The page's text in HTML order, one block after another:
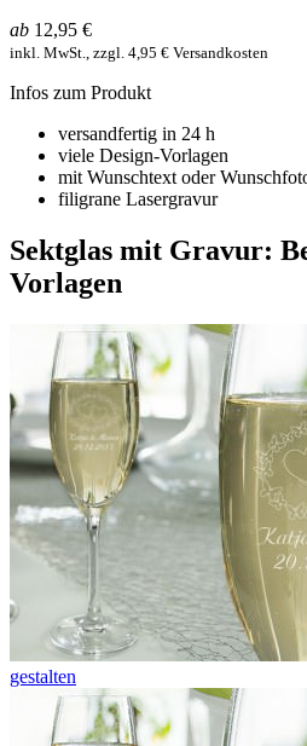
ab 12,95 €
inkl. MwSt., zzgl. 4,95 € Versandkosten
Infos zum Produkt
versandfertig in 24 h
viele Design-Vorlagen
mit Wunschtext oder
filigrane Lasergravur
Sektglas mit Gravur:
Vorlagen
gestalten